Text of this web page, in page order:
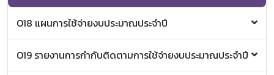
O18 แผนการใช้จ่ายงบประมาณประจำปี
รายงานแผนการปฏิบัติงานและการใช้จ่ายงบประมาณ
ประจำปีงบประมาณ พ.ศ.2565
O19 รายงานการกำกับติดตามการใช้จ่ายงบประมาณประจำปี